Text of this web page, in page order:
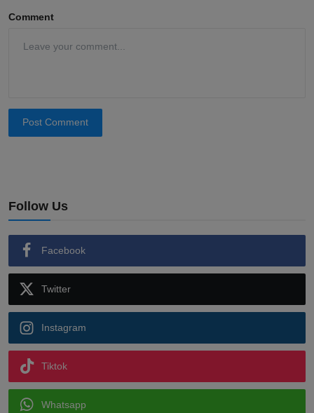
Comment
Post Comment
Follow Us
Facebook
Twitter
Instagram
Tiktok
Whatsapp